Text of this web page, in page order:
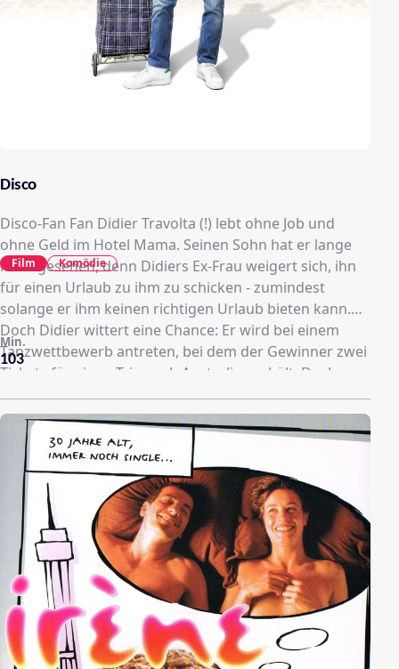
Disco
Disco-Fan Fan Didier Travolta (!) lebt ohne Job und
ohne Geld im Hotel Mama. Seinen Sohn hat er lange
nicht gesehen, denn Didiers Ex-Frau weigert sich, ihn
für einen Urlaub zu ihm zu schicken - zumindest
solange er ihm keinen richtigen Urlaub bieten kann.
Doch Didier wittert eine Chance: Er wird bei einem
Tanzwettbewerb antreten, bei dem der Gewinner zwei
Tickets für einen Trip nach Australien erhält. Doch so
einfach ist das Ganze nicht. Zwar überredet er seine
zwei ehemaligen Tanzpartner, die berühmt-
berüchtigten "Bee Kings" mit Hilfe einer Trainerin
wieder aufleben zulassen, doch die Zeiten haben sich
geändert… werden sie es schaffen die Disco wieder
auferstehen zu lassen?
103
Min.
Film Komödie